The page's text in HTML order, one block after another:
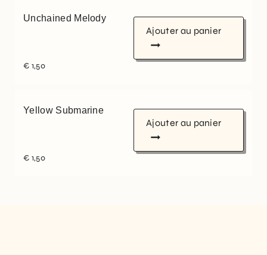
Unchained Melody
€ 1,50
Ajouter au panier
Yellow Submarine
€ 1,50
Ajouter au panier